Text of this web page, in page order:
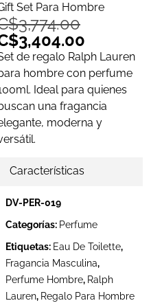
Set Para Hombre
3,774.00
3,404.00
de regalo Ralph Lauren
hombre con perfume
Ideal para quienes
una fragancia
moderna y
Características
DV-PER-019
Categorías: Perfume
Etiquetas: Eau De Toilette,
Fragancia Masculina,
Perfume Hombre, Ralph
Lauren, Regalo Para Hombre